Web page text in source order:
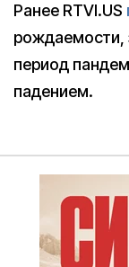
Ранее RTVI.US
рождаемости,
период
падением.